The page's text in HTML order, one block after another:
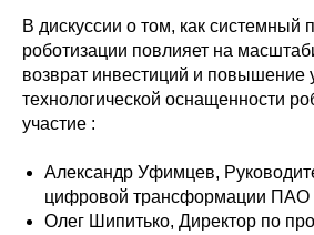
В дискуссии о том, как системный
роботизации повлияет на
возврат инвестиций и повышение
технологической оснащенности
участие :
Александр Уфимцев,
цифровой трансформации ПАО
Олег Шипитько, Директор по